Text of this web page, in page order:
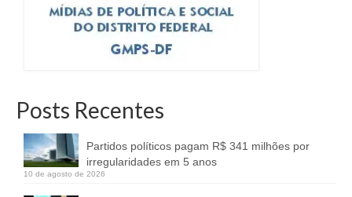
Posts Recentes
Partidos políticos pagam R$ 341 milhões por
irregularidades em 5 anos
10 de agosto de 2026